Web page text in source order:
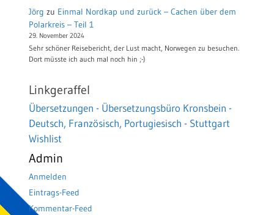
Jörg zu Einmal Nordkap und zurück – Cachen über dem
Polarkreis – Teil 1
29. November 2024
Sehr schöner Reisebericht, der Lust macht, Norwegen zu besuchen.
Dort müsste ich auch mal noch hin ;-)
Linkgeraffel
Übersetzungen - Übersetzungsbüro Kronsbein -
Deutsch, Französisch, Portugiesisch - Stuttgart
Wishlist
Admin
Anmelden
Eintrags-Feed
Kommentar-Feed